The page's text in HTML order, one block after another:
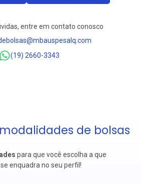
entre em contato conosco
(19) 2660-3343
de bolsas
para que você escolha a que
enquadra no seu perfil!